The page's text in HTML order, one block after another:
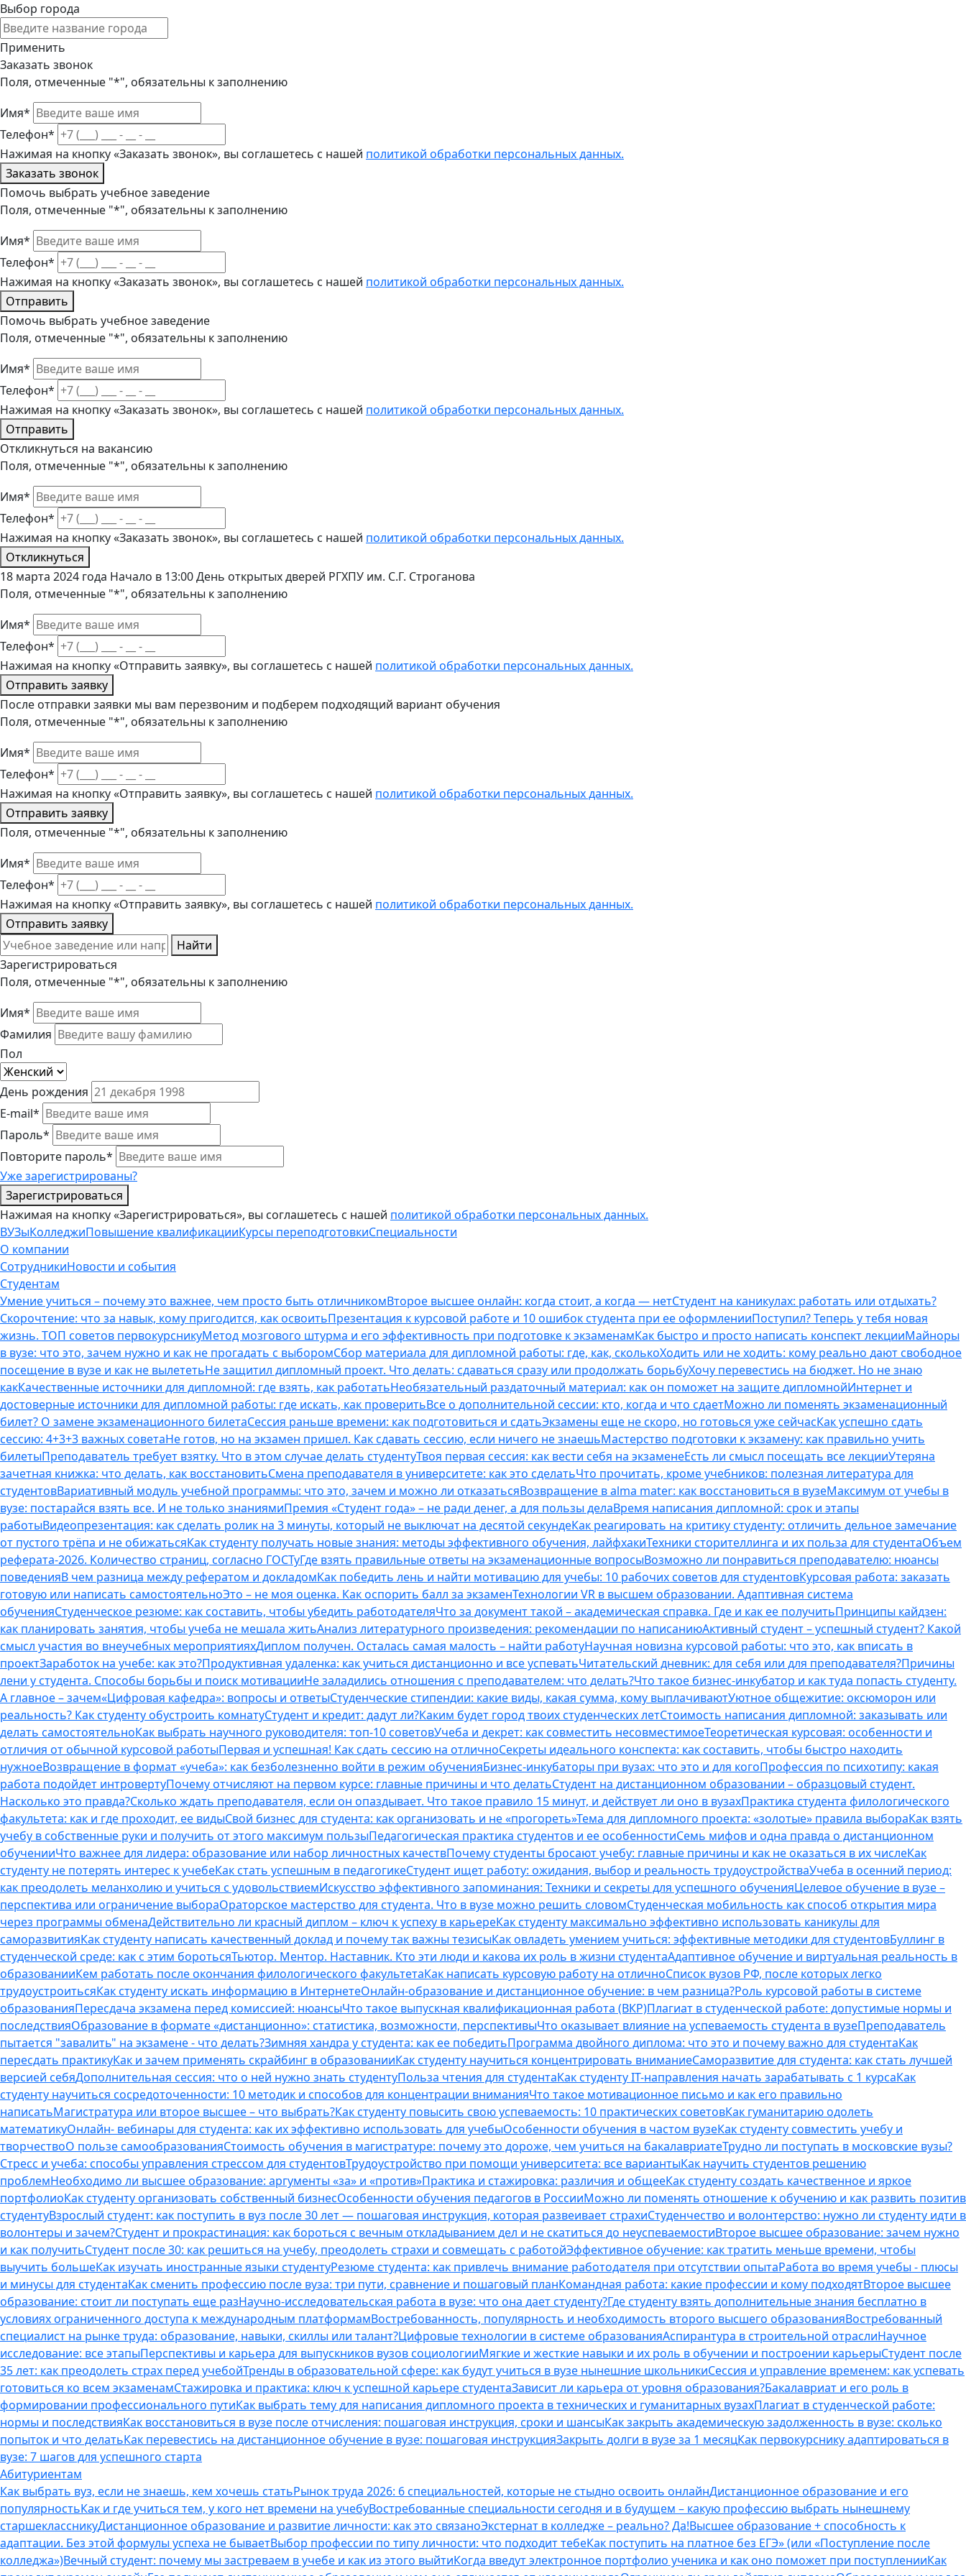
Выбор города
Применить
Заказать звонок
Поля, отмеченные "*", обязательны к заполнению
Имя*
Телефон*
Нажимая на кнопку «Заказать звонок», вы соглашетесь с нашей политикой обработки персональных данных.
Заказать звонок
Помочь выбрать учебное заведение
Поля, отмеченные "*", обязательны к заполнению
Имя*
Телефон*
Нажимая на кнопку «Заказать звонок», вы соглашетесь с нашей политикой обработки персональных данных.
Отправить
Помочь выбрать учебное заведение
Поля, отмеченные "*", обязательны к заполнению
Имя*
Телефон*
Нажимая на кнопку «Заказать звонок», вы соглашетесь с нашей политикой обработки персональных данных.
Отправить
Откликнуться на вакансию
Поля, отмеченные "*", обязательны к заполнению
Имя*
Телефон*
Нажимая на кнопку «Заказать звонок», вы соглашетесь с нашей политикой обработки персональных данных.
Откликнуться
18 марта 2024 года Начало в 13:00 День открытых дверей РГХПУ им. С.Г. Строганова
Поля, отмеченные "*", обязательны к заполнению
Имя*
Телефон*
Нажимая на кнопку «Отправить заявку», вы соглашетесь с нашей политикой обработки персональных данных.
Отправить заявку
После отправки заявки мы вам перезвоним и подберем подходящий вариант обучения
Поля, отмеченные "*", обязательны к заполнению
Имя*
Телефон*
Нажимая на кнопку «Отправить заявку», вы соглашетесь с нашей политикой обработки персональных данных.
Отправить заявку
Поля, отмеченные "*", обязательны к заполнению
Имя*
Телефон*
Нажимая на кнопку «Отправить заявку», вы соглашетесь с нашей политикой обработки персональных данных.
Отправить заявку
Найти
Зарегистрироваться
Поля, отмеченные "*", обязательны к заполнению
Имя*
Фамилия
Пол
День рождения
E-mail*
Пароль*
Повторите пароль*
Уже зарегистрированы?
Зарегистрироваться
Нажимая на кнопку «Зарегистрироваться», вы соглашетесь с нашей политикой обработки персональных данных.
ВУЗыКолледжиПовышение квалификацииКурсы переподготовкиСпециальности
О компании
СотрудникиНовости и события
Студентам
Умение учиться – почему это важнее, чем просто быть отличникомВторое высшее онлайн: когда стоит, а когда — нетСтудент на каникулах: работать или отдыхать?
Скорочтение: что за навык, кому пригодится, как освоитьПрезентация к курсовой работе и 10 ошибок студента при ее оформленииПоступил? Теперь у тебя новая
жизнь. ТОП советов первокурсникуМетод мозгового штурма и его эффективность при подготовке к экзаменамКак быстро и просто написать конспект лекцииМайноры
в вузе: что это, зачем нужно и как не прогадать с выборомСбор материала для дипломной работы: где, как, сколькоХодить или не ходить: кому реально дают свободное
посещение в вузе и как не вылететьНе защитил дипломный проект. Что делать: сдаваться сразу или продолжать борьбуХочу перевестись на бюджет. Но не знаю
какКачественные источники для дипломной: где взять, как работатьНеобязательный раздаточный материал: как он поможет на защите дипломнойИнтернет и
достоверные источники для дипломной работы: где искать, как проверитьВсе о дополнительной сессии: кто, когда и что сдаетМожно ли поменять экзаменационный
билет? О замене экзаменационного билетаСессия раньше времени: как подготовиться и сдатьЭкзамены еще не скоро, но готовься уже сейчасКак успешно сдать
сессию: 4+3+3 важных советаНе готов, но на экзамен пришел. Как сдавать сессию, если ничего не знаешьМастерство подготовки к экзамену: как правильно учить
билетыПреподаватель требует взятку. Что в этом случае делать студентуТвоя первая сессия: как вести себя на экзаменеЕсть ли смысл посещать все лекцииУтеряна
зачетная книжка: что делать, как восстановитьСмена преподавателя в университете: как это сделатьЧто прочитать, кроме учебников: полезная литература для
студентовВариативный модуль учебной программы: что это, зачем и можно ли отказатьсяВозвращение в alma mater: как восстановиться в вузеМаксимум от учебы в
вузе: постарайся взять все. И не только знаниямиПремия «Студент года» – не ради денег, а для пользы делаВремя написания дипломной: срок и этапы
работыВидеопрезентация: как сделать ролик на 3 минуты, который не выключат на десятой секундеКак реагировать на критику студенту: отличить дельное замечание
от пустого трёпа и не обижатьсяКак студенту получать новые знания: методы эффективного обучения, лайфхакиТехники сторителлинга и их польза для студентаОбъем
реферата-2026. Количество страниц, согласно ГОСТуГде взять правильные ответы на экзаменационные вопросыВозможно ли понравиться преподавателю: нюансы
поведенияВ чем разница между рефератом и докладомКак победить лень и найти мотивацию для учебы: 10 рабочих советов для студентовКурсовая работа: заказать
готовую или написать самостоятельноЭто – не моя оценка. Как оспорить балл за экзаменТехнологии VR в высшем образовании. Адаптивная система
обученияСтуденческое резюме: как составить, чтобы убедить работодателяЧто за документ такой – академическая справка. Где и как ее получитьПринципы кайдзен:
как планировать занятия, чтобы учеба не мешала житьАнализ литературного произведения: рекомендации по написаниюАктивный студент – успешный студент? Какой
смысл участия во внеучебных мероприятияхДиплом получен. Осталась самая малость – найти работуНаучная новизна курсовой работы: что это, как вписать в
проектЗаработок на учебе: как это?Продуктивная удаленка: как учиться дистанционно и все успеватьЧитательский дневник: для себя или для преподавателя?Причины
лени у студента. Способы борьбы и поиск мотивацииНе заладились отношения с преподавателем: что делать?Что такое бизнес-инкубатор и как туда попасть студенту.
А главное – зачем«Цифровая кафедра»: вопросы и ответыСтуденческие стипендии: какие виды, какая сумма, кому выплачиваютУютное общежитие: оксюморон или
реальность? Как студенту обустроить комнатуСтудент и кредит: дадут ли?Каким будет город твоих студенческих летСтоимость написания дипломной: заказывать или
делать самостоятельноКак выбрать научного руководителя: топ-10 советовУчеба и декрет: как совместить несовместимоеТеоретическая курсовая: особенности и
отличия от обычной курсовой работыПервая и успешная! Как сдать сессию на отличноСекреты идеального конспекта: как составить, чтобы быстро находить
нужноеВозвращение в формат «учеба»: как безболезненно войти в режим обученияБизнес-инкубаторы при вузах: что это и для когоПрофессия по психотипу: какая
работа подойдет интровертуПочему отчисляют на первом курсе: главные причины и что делатьСтудент на дистанционном образовании – образцовый студент.
Насколько это правда?Сколько ждать преподавателя, если он опаздывает. Что такое правило 15 минут, и действует ли оно в вузахПрактика студента филологического
факультета: как и где проходит, ее видыСвой бизнес для студента: как организовать и не «прогореть»Тема для дипломного проекта: «золотые» правила выбораКак взять
учебу в собственные руки и получить от этого максимум пользыПедагогическая практика студентов и ее особенностиСемь мифов и одна правда о дистанционном
обученииЧто важнее для лидера: образование или набор личностных качествПочему студенты бросают учебу: главные причины и как не оказаться в их числеКак
студенту не потерять интерес к учебеКак стать успешным в педагогикеСтудент ищет работу: ожидания, выбор и реальность трудоустройстваУчеба в осенний период:
как преодолеть меланхолию и учиться с удовольствиемИскусство эффективного запоминания: Техники и секреты для успешного обученияЦелевое обучение в вузе –
перспектива или ограничение выбораОраторское мастерство для студента. Что в вузе можно решить словомСтуденческая мобильность как способ открытия мира
через программы обменаДействительно ли красный диплом – ключ к успеху в карьереКак студенту максимально эффективно использовать каникулы для
саморазвитияКак студенту написать качественный доклад и почему так важны тезисыКак овладеть умением учиться: эффективные методики для студентовБуллинг в
студенческой среде: как с этим боротьсяТьютор. Ментор. Наставник. Кто эти люди и какова их роль в жизни студентаАдаптивное обучение и виртуальная реальность в
образованииКем работать после окончания филологического факультетаКак написать курсовую работу на отличноСписок вузов РФ, после которых легко
трудоустроитьсяКак студенту искать информацию в ИнтернетеОнлайн-образование и дистанционное обучение: в чем разница?Роль курсовой работы в системе
образованияПересдача экзамена перед комиссией: нюансыЧто такое выпускная квалификационная работа (ВКР)Плагиат в студенческой работе: допустимые нормы и
последствияОбразование в формате «дистанционно»: статистика, возможности, перспективыЧто оказывает влияние на успеваемость студента в вузеПреподаватель
пытается "завалить" на экзамене - что делать?Зимняя хандра у студента: как ее победитьПрограмма двойного диплома: что это и почему важно для студентаКак
пересдать практикуКак и зачем применять скрайбинг в образованииКак студенту научиться концентрировать вниманиеСаморазвитие для студента: как стать лучшей
версией себяДополнительная сессия: что о ней нужно знать студентуПольза чтения для студентаКак студенту IT-направления начать зарабатывать с 1 курсаКак
студенту научиться сосредоточенности: 10 методик и способов для концентрации вниманияЧто такое мотивационное письмо и как его правильно
написатьМагистратура или второе высшее – что выбрать?Как студенту повысить свою успеваемость: 10 практических советовКак гуманитарию одолеть
математикуОнлайн- вебинары для студента: как их эффективно использовать для учебыОсобенности обучения в частом вузеКак студенту совместить учебу и
творчествоО пользе самообразованияСтоимость обучения в магистратуре: почему это дороже, чем учиться на бакалавриатеТрудно ли поступать в московские вузы?
Стресс и учеба: способы управления стрессом для студентовТрудоустройство при помощи университета: все вариантыКак научить студентов решению
проблемНеобходимо ли высшее образование: аргументы «за» и «против»Практика и стажировка: различия и общееКак студенту создать качественное и яркое
портфолиоКак студенту организовать собственный бизнесОсобенности обучения педагогов в РоссииМожно ли поменять отношение к обучению и как развить позитив
студентуВзрослый студент: как поступить в вуз после 30 лет — пошаговая инструкция, которая развеивает страхиСтуденчество и волонтерство: нужно ли cтуденту идти в
волонтеры и зачем?Студент и прокрастинация: как бороться с вечным откладыванием дел и не скатиться до неуспеваемостиВторое высшее образование: зачем нужно
и как получитьСтудент после 30: как решиться на учебу, преодолеть страхи и совмещать с работойЭффективное обучение: как тратить меньше времени, чтобы
выучить большеКак изучать иностранные языки студентуРезюме студента: как привлечь внимание работодателя при отсутствии опытаРабота во время учебы - плюсы
и минусы для студентаКак сменить профессию после вуза: три пути, сравнение и пошаговый планКомандная работа: какие профессии и кому подходятВторое высшее
образование: стоит ли поступать еще разНаучно-исследовательская работа в вузе: что она дает студенту?Где студенту взять дополнительные знания бесплатно в
условиях ограниченного доступа к международным платформамВостребованность, популярность и необходимость второго высшего образованияВостребованный
специалист на рынке труда: образование, навыки, скиллы или талант?Цифровые технологии в системе образованияАспирантура в строительной отраслиНаучное
исследование: все этапыПерспективы и карьера для выпускников вузов социологииМягкие и жесткие навыки и их роль в обучении и построении карьерыСтудент после
35 лет: как преодолеть страх перед учебойТренды в образовательной сфере: как будут учиться в вузе нынешние школьникиСессия и управление временем: как успевать
готовиться ко всем экзаменамСтажировка и практика: ключ к успешной карьере студентаЗависит ли карьера от уровня образования?Бакалавриат и его роль в
формировании профессионального путиКак выбрать тему для написания дипломного проекта в технических и гуманитарных вузахПлагиат в студенческой работе:
нормы и последствияКак восстановиться в вузе после отчисления: пошаговая инструкция, сроки и шансыКак закрыть академическую задолженность в вузе: сколько
попыток и что делатьКак перевестись на дистанционное обучение в вузе: пошаговая инструкцияЗакрыть долги в вузе за 1 месяцКак первокурснику адаптироваться в
вузе: 7 шагов для успешного старта
Абитуриентам
Как выбрать вуз, если не знаешь, кем хочешь статьРынок труда 2026: 6 специальностей, которые не стыдно освоить онлайнДистанционное образование и его
популярностьКак и где учиться тем, у кого нет времени на учебуВостребованные специальности сегодня и в будущем – какую профессию выбрать нынешнему
старшеклассникуДистанционное образование и развитие личности: как это связаноЭкстернат в колледже – реально? Да!Высшее образование + способность к
адаптации. Без этой формулы успеха не бываетВыбор профессии по типу личности: что подходит тебеКак поступить на платное без ЕГЭ» (или «Поступление после
колледжа»)Вечный студент: почему мы застреваем в учебе и как из этого выйтиКогда введут электронное портфолио ученика и как оно поможет при поступленииКак